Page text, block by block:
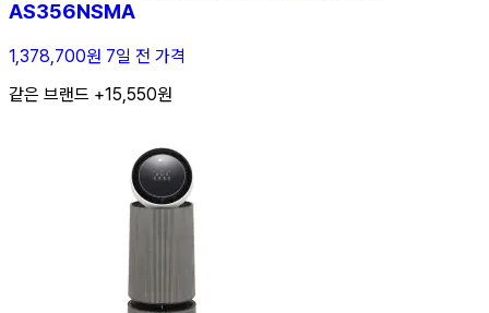
AS356NSMA
1,378,700원 7일 전 가격
같은 브랜드 +15,550원